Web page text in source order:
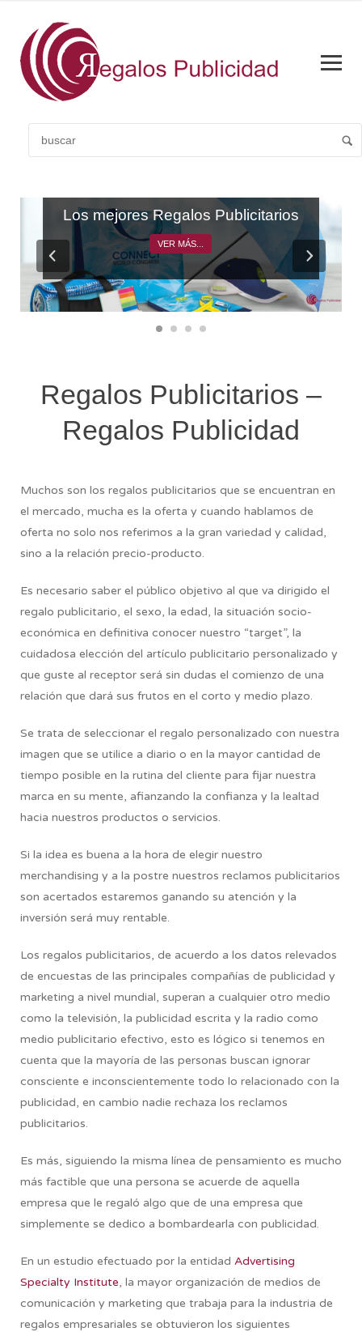
Los mejores Regalos Publicitarios
VER MÁS...
Regalos Publicitarios –
Regalos Publicidad
Muchos son los regalos publicitarios que se encuentran en
el mercado, mucha es la oferta y cuando hablamos de
oferta no solo nos referimos a la gran variedad y calidad,
sino a la relación precio-producto.
Es necesario saber el público objetivo al que va dirigido el
regalo publicitario, el sexo, la edad, la situación socio-
económica en definitiva conocer nuestro “target”, la
cuidadosa elección del artículo publicitario personalizado y
que guste al receptor será sin dudas el comienzo de una
relación que dará sus frutos en el corto y medio plazo.
Se trata de seleccionar el regalo personalizado con nuestra
imagen que se utilice a diario o en la mayor cantidad de
tiempo posible en la rutina del cliente para fijar nuestra
marca en su mente, afianzando la confianza y la lealtad
hacia nuestros productos o servicios.
Si la idea es buena a la hora de elegir nuestro
merchandising y a la postre nuestros reclamos publicitarios
son acertados estaremos ganando su atención y la
inversión será muy rentable.
Los regalos publicitarios, de acuerdo a los datos relevados
de encuestas de las principales compañías de publicidad y
marketing a nivel mundial, superan a cualquier otro medio
como la televisión, la publicidad escrita y la radio como
medio publicitario efectivo, esto es lógico si tenemos en
cuenta que la mayoría de las personas buscan ignorar
consciente e inconscientemente todo lo relacionado con la
publicidad, en cambio nadie rechaza los reclamos
publicitarios.
Es más, siguiendo la misma línea de pensamiento es mucho
más factible que una persona se acuerde de aquella
empresa que le regaló algo que de una empresa que
simplemente se dedico a bombardearla con publicidad.
En un estudio efectuado por la entidad Advertising
Specialty Institute, la mayor organización de medios de
comunicación y marketing que trabaja para la industria de
regalos empresariales se obtuvieron los siguientes